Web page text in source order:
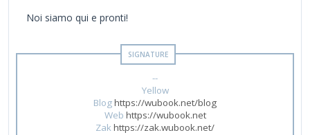
Noi siamo qui e pronti!
--
Yellow
Bloghttps://wubook.net/blog
Web https://wubook.net
Zakhttps://zak.wubook.net/